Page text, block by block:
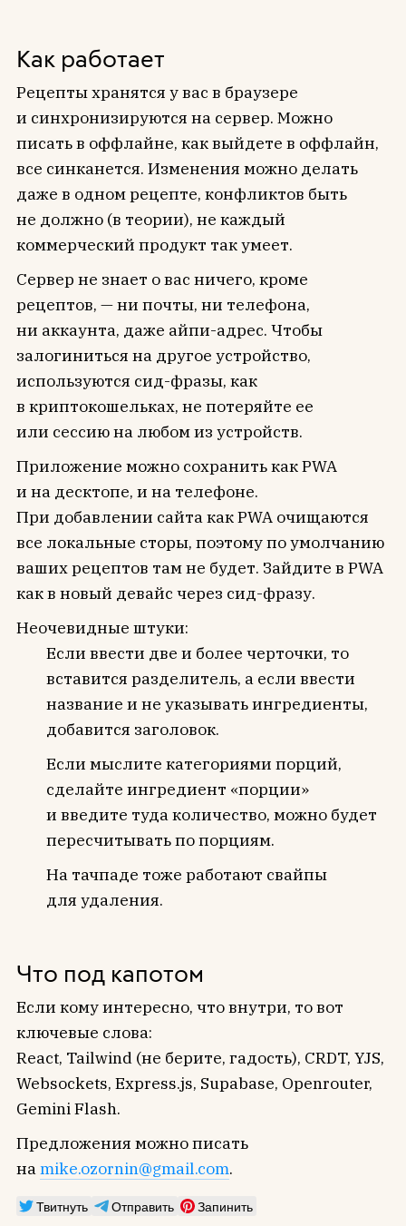
Как работает
Рецепты хранятся у вас в браузере
и синхронизируются на сервер. Можно
писать в оффлайне, как выйдете в оффлайн,
все синканется. Изменения можно делать
даже в одном рецепте, конфликтов быть
не должно (в теории), не каждый
коммерческий продукт так умеет.
Сервер не знает о вас ничего, кроме
рецептов, — ни почты, ни телефона,
ни аккаунта, даже айпи-адрес. Чтобы
залогиниться на другое устройство,
используются сид-фразы, как
в криптокошельках, не потеряйте ее
или сессию на любом из устройств.
Приложение можно сохранить как PWA
и на десктопе, и на телефоне.
При добавлении сайта как PWA очищаются
все локальные сторы, поэтому по умолчанию
ваших рецептов там не будет. Зайдите в PWA
как в новый девайс через сид-фразу.
Неочевидные штуки:
Если ввести две и более черточки, то
вставится разделитель, а если ввести
название и не указывать ингредиенты,
добавится заголовок.
Если мыслите категориями порций,
сделайте ингредиент «порции»
и введите туда количество, можно будет
пересчитывать по порциям.
На тачпаде тоже работают свайпы
для удаления.
Что под капотом
Если кому интересно, что внутри, то вот
ключевые слова:
React, Tailwind (не берите, гадость), CRDT, YJS,
Websockets, Express.js, Supabase, Openrouter,
Gemini Flash.
Предложения можно писать
наmike.ozornin@gmail.com.
Твитнуть Отправить Запинить